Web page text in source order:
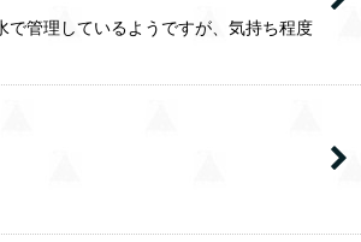
管理しているようですが、気持ち程度